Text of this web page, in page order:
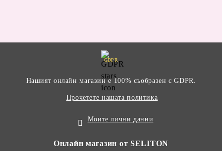
GDPR
Нашият онлайн магазин е 100% съобразен с GDPR.
Прочетете нашата политика
Моите лични данни
Онлайн магазин от SELITON